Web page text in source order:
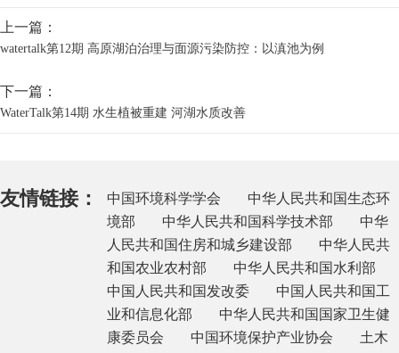
上一篇：
watertalk第12期 高原湖泊治理与面源污染防控：以滇池为例
下一篇：
WaterTalk第14期 水生植被重建 河湖水质改善
友情链接： 中国环境科学学会
中华人民共和国生态环
境部
中华人民共和国科学技术部
中华
人民共和国住房和城乡建设部
中华人民共
和国农业农村部
中华人民共和国水利部
中国人民共和国发改委
中国人民共和国工
业和信息化部
中华人民共和国国家卫生健
康委员会
中国环境保护产业协会
土木